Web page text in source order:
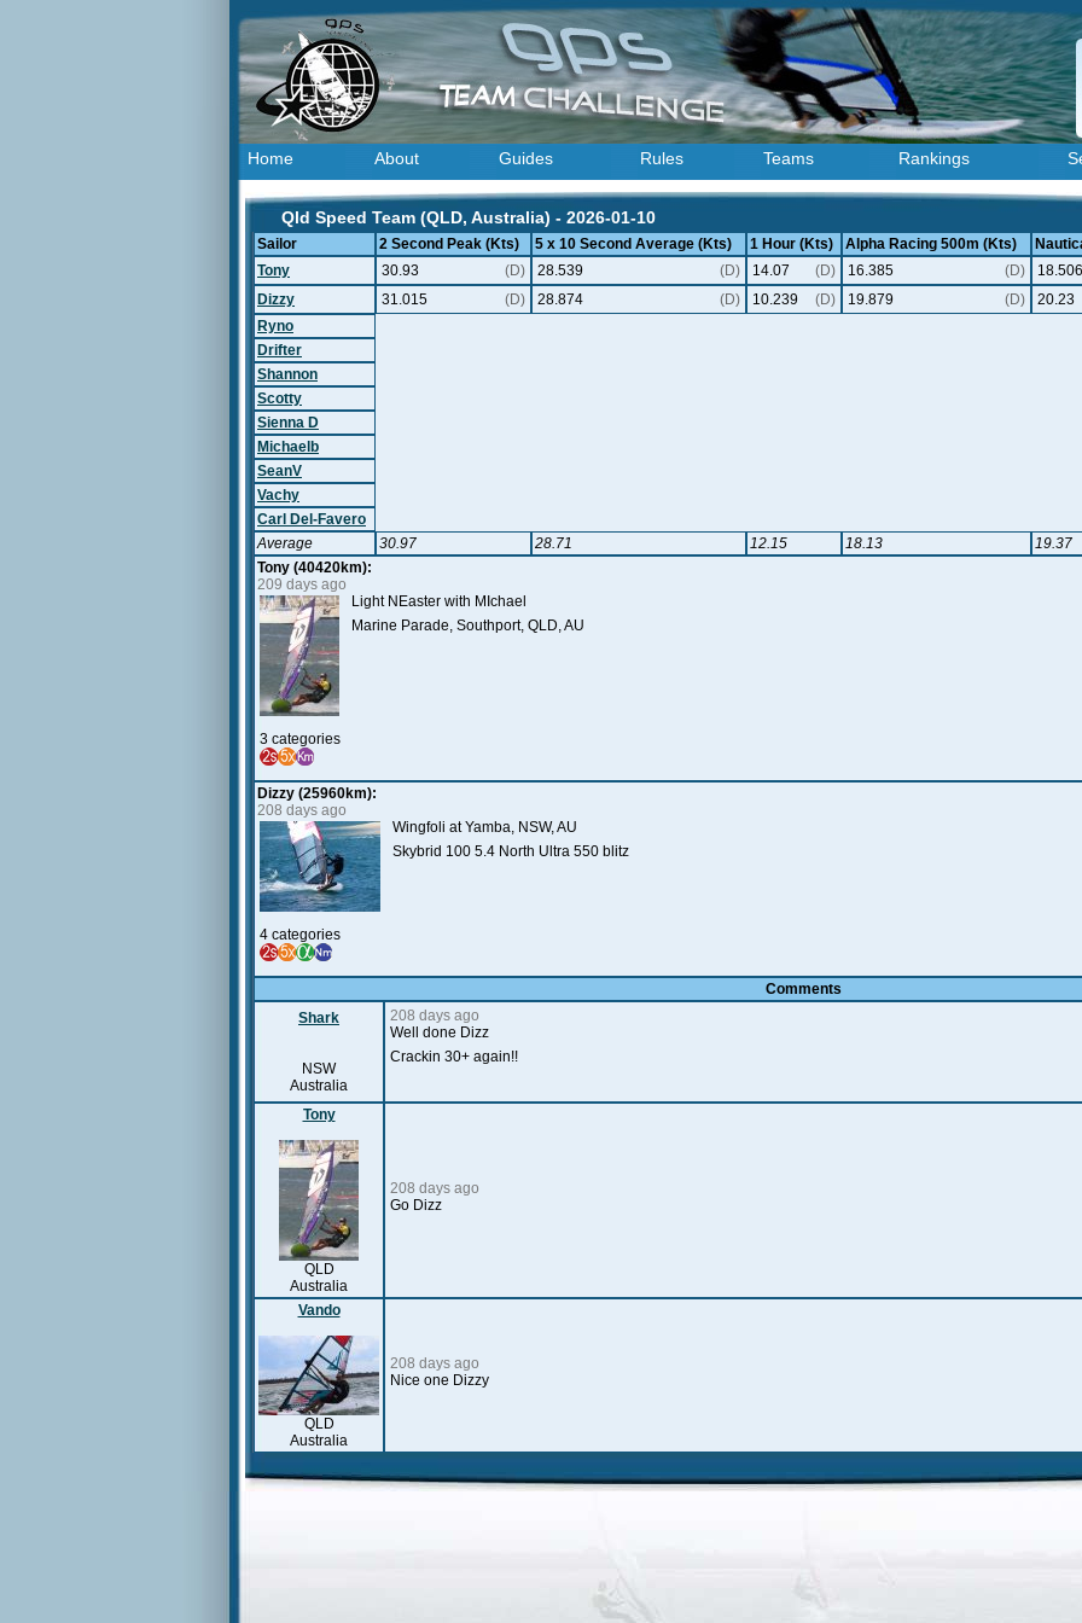
Home About Guides Rules Teams Rankings
Qld Speed Team (QLD, Australia) - 2026-01-10
Sailor 2 Second Peak (Kts) 5 x 10 Second Average (Kts) 1 Hour (Kts) Alpha Racing 500m (Kts)
Tony
30.93 (D) 28.539 (D) 14.07 (D) 16.385 (D) 18.506
Dizzy
31.015 (D) 28.874 (D) 10.239 (D) 19.879 (D) 20.23
Ryno
Drifter
Shannon
Scotty
Sienna D
Michaelb
SeanV
Vachy
Carl Del-Favero
Average
30.97 28.71 12.15 18.13 19.37
Tony (40420km):
209 days ago
3 categories
Light NEaster with MIchael
Marine Parade, Southport, QLD, AU
Dizzy (25960km):
208 days ago
4 categories
Wingfoli at Yamba, NSW, AU
Skybrid 100 5.4 North Ultra 550 blitz
Comments
Shark
NSW
Australia
208 days ago
Well done Dizz
Crackin 30+ again!!
Tony
QLD
Australia
208 days ago
Go Dizz
Vando
QLD
Australia
208 days ago
Nice one Dizzy